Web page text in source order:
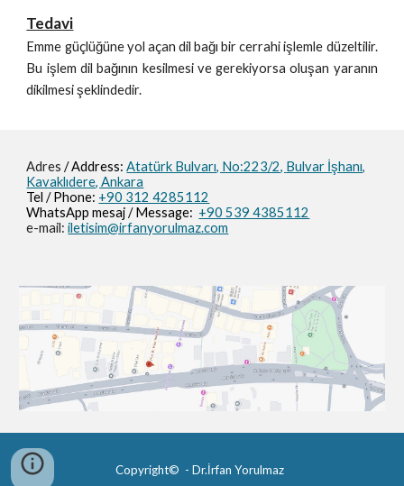
Tedavi
Emme güçlüğüne yol açan dil bağı bir cerrahi işlemle düzeltilir.
Bu işlem dil bağının kesilmesi ve gerekiyorsa oluşan yaranın
dikilmesi şeklindedir.
Adres/ Address: Atatürk Bulvarı, No:223/2, Bulvar İşhanı,
Kavaklıdere, Ankara
Tel / Phone: +90 312 4285112
WhatsApp mesaj / Message: +90 539 4385112
e-mail:iletisim@irfanyorulmaz.com
Copyright© - Dr.İrfan Yorulmaz